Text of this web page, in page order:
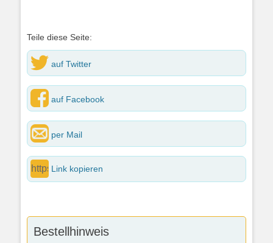
Teile diese Seite:
auf Twitter
auf Facebook
per Mail
Link kopieren
Bestellhinweis